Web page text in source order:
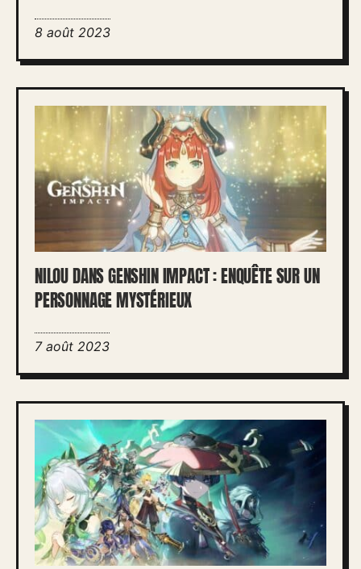
8 août 2023
NILOU DANS GENSHIN IMPACT : ENQUÊTE SUR UN
PERSONNAGE MYSTÉRIEUX
7 août 2023